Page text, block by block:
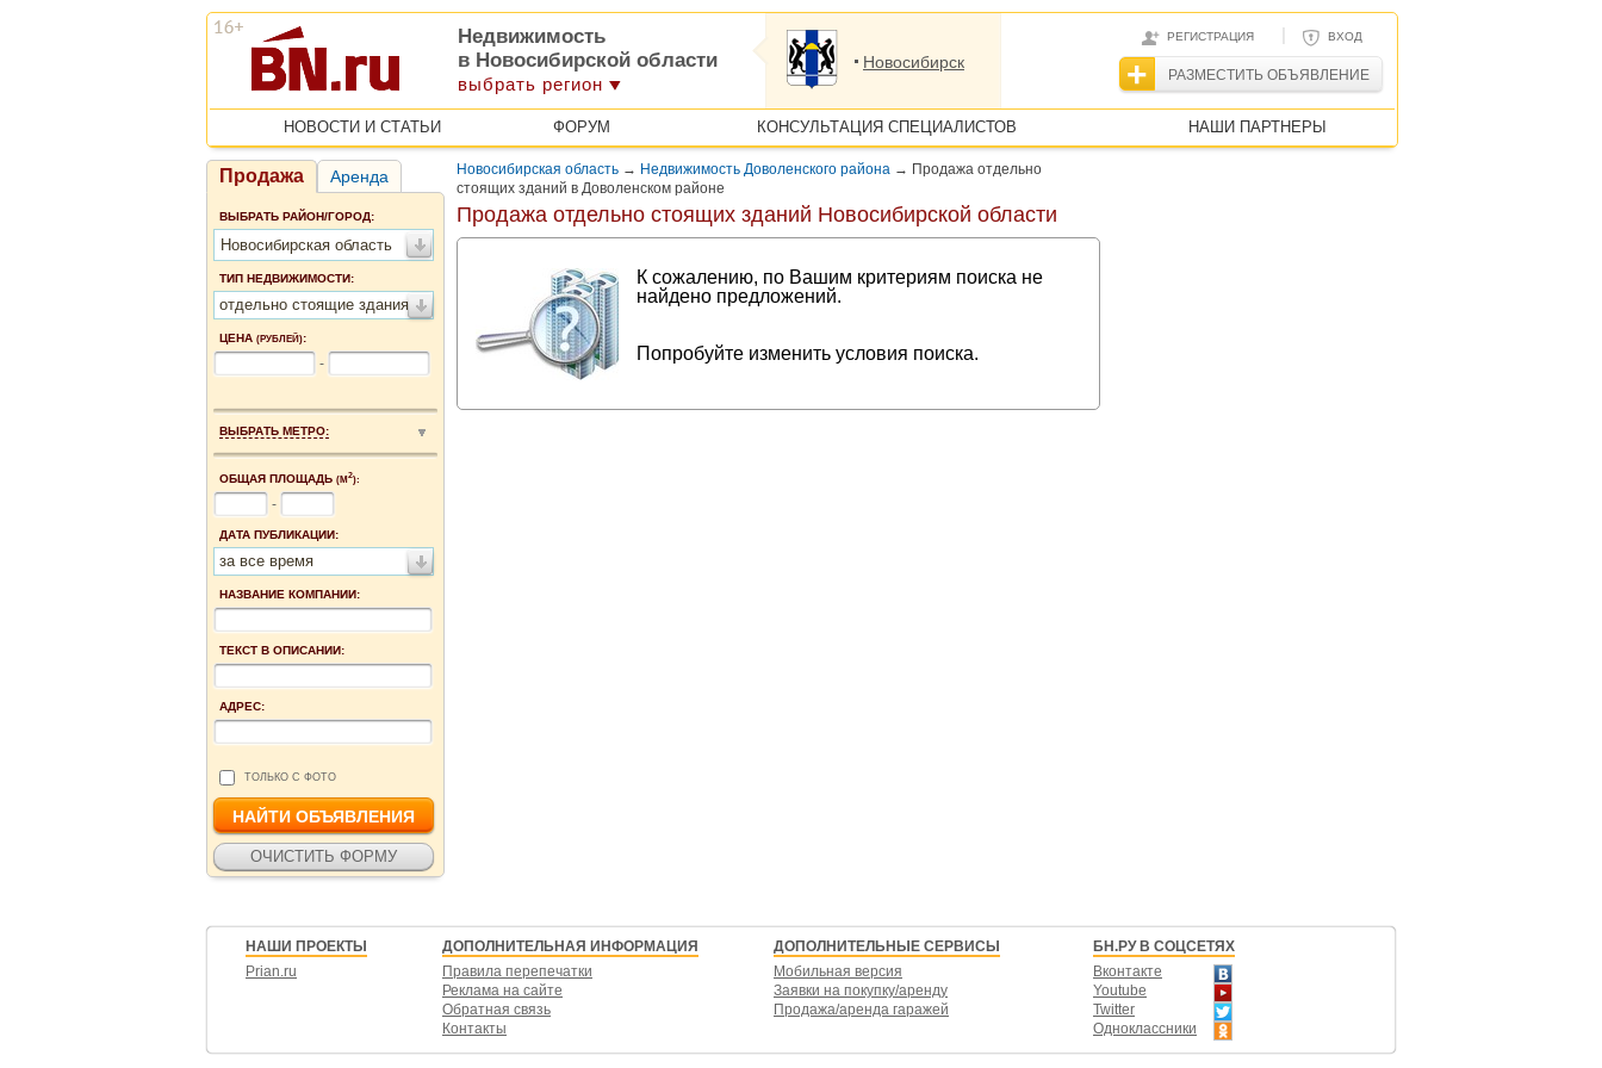
РЕГИСТРАЦИЯ | ВХОД
РАЗМЕСТИТЬ ОБЪЯВЛЕНИЕ
Недвижимость
в Новосибирской области
выбрать регион
Новосибирск
НОВОСТИ И СТАТЬИ ФОРУМ КОНСУЛЬТАЦИЯ СПЕЦИАЛИСТОВ НАШИ ПАРТНЕРЫ
Продажа Аренда
ВЫБРАТЬ РАЙОН/ГОРОД:
Новосибирская область
ТИП НЕДВИЖИМОСТИ:
отдельно стоящие здания
ЦЕНА (РУБЛЕЙ):
-
ВЫБРАТЬ МЕТРО:
ОБЩАЯ ПЛОЩАДЬ (М2):
-
ДАТА ПУБЛИКАЦИИ:
за все время
НАЗВАНИЕ КОМПАНИИ:
ТЕКСТ В ОПИСАНИИ:
АДРЕС:
ТОЛЬКО С ФОТО
Новосибирская область → Недвижимость Доволенского района → Продажа отдельно
стоящих зданий в Доволенском районе
Продажа отдельно стоящих зданий Новосибирской области
К сожалению, по Вашим критериям поиска не
найдено предложений.
Попробуйте изменить условия поиска.
НАШИ ПРОЕКТЫ
Prian.ru
ДОПОЛНИТЕЛЬНАЯ ИНФОРМАЦИЯ
Правила перепечатки
Реклама на сайте
Обратная связь
Контакты
ДОПОЛНИТЕЛЬНЫЕ СЕРВИСЫ
Мобильная версия
Заявки на покупку/аренду
Продажа/аренда гаражей
БН.РУ В СОЦСЕТЯХ
Вконтакте
Youtube
Twitter
Одноклассники